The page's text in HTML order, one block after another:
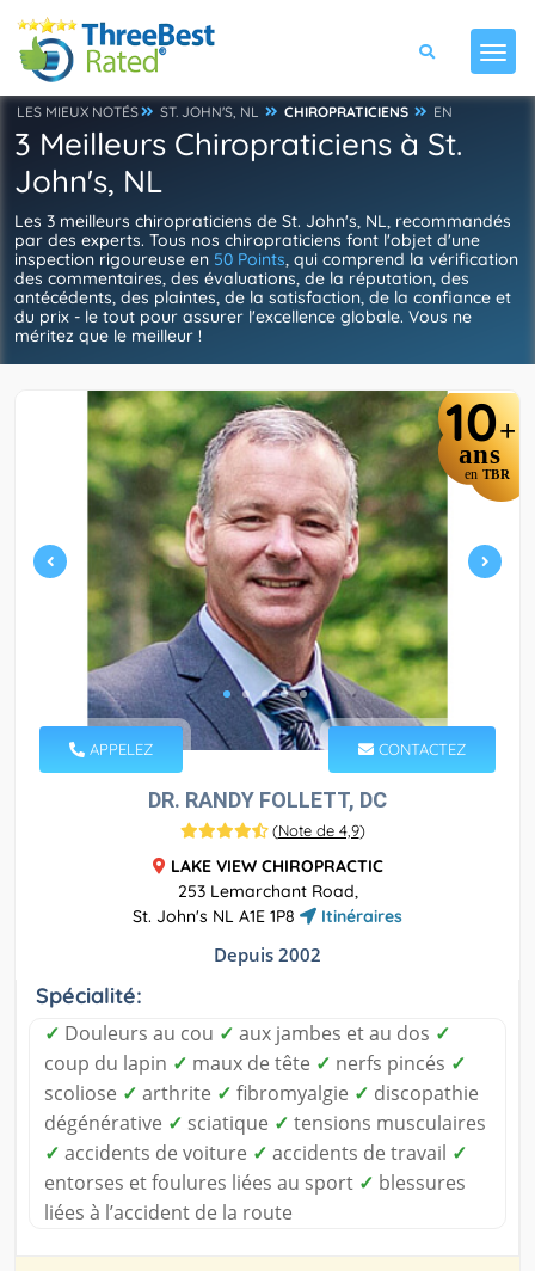
LES MIEUX NOTÉS ST. JOHN'S, NL CHIROPRATICIENS EN
3 Meilleurs Chiropraticiens à St.
John's, NL
Les 3 meilleurs chiropraticiens de St. John's, NL, recommandés
par des experts. Tous nos chiropraticiens font l'objet d'une
inspection rigoureuse en 50 Points, qui comprend la vérification
des commentaires, des évaluations, de la réputation, des
antécédents, des plaintes, de la satisfaction, de la confiance et
du prix - le tout pour assurer l'excellence globale. Vous ne
méritez que le meilleur !
10+
ans
en TBR
APPELEZ CONTACTEZ
DR. RANDY FOLLETT, DC
(Note de 4,9)
LAKE VIEW CHIROPRACTIC
253 Lemarchant Road,
St. John's NL A1E 1P8
Itinéraires
Depuis 2002
Spécialité:
✓ Douleurs au cou ✓ aux jambes et au dos ✓
coup du lapin ✓ maux de tête ✓ nerfs pincés ✓
scoliose ✓ arthrite ✓ fibromyalgie ✓ discopathie
dégénérative ✓ sciatique ✓ tensions musculaires
✓ accidents de voiture ✓ accidents de travail ✓
entorses et foulures liées au sport ✓ blessures
liées à l’accident de la route